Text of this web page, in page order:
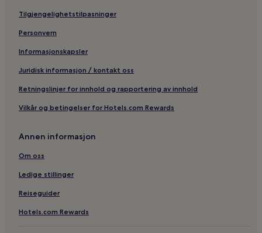
Tilgjengelighetstilpasninger
Personvern
Informasjonskapsler
Juridisk informasjon / kontakt oss
Retningslinjer for innhold og rapportering av innhold
Vilkår og betingelser for Hotels.com Rewards
Annen informasjon
Om oss
Ledige stillinger
Reiseguider
Hotels.com Rewards